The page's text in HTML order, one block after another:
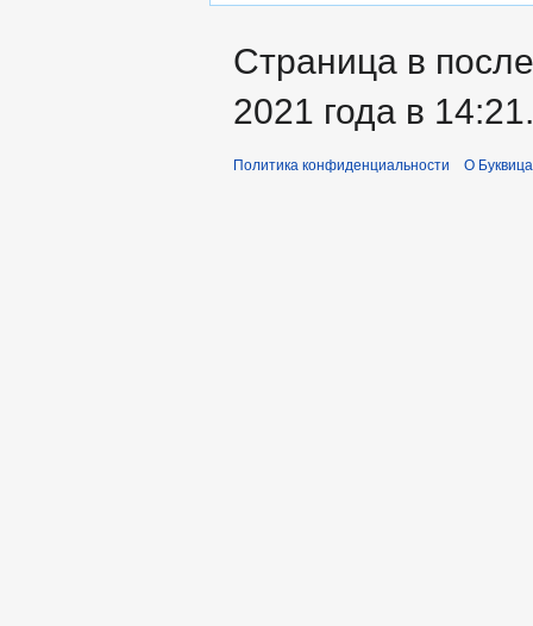
Страница в
2021 года в 14:21.
Политика конфиденциальности О Буквица